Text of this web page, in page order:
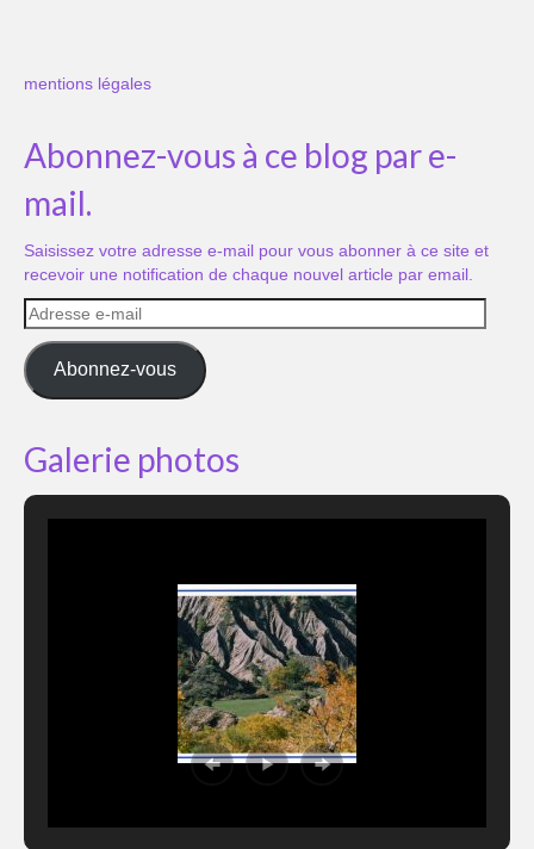
mentions légales
Abonnez-vous à ce blog par e-
mail.
Saisissez votre adresse e-mail pour vous abonner à ce site et
recevoir une notification de chaque nouvel article par email.
Adresse
e-
mail
Abonnez-vous
Galerie photos